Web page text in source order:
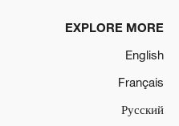
EXPLORE MORE
English
Français
Русский